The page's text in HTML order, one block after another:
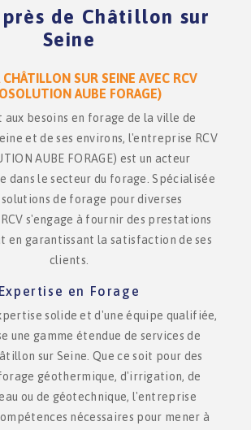
près de Châtillon sur
Seine
CHÂTILLON SUR SEINE AVEC RCV
AUBE FORAGE)
aux besoins en forage de la ville de
et de ses environs, l'entreprise RCV
AUBE FORAGE) est un acteur
dans le secteur du forage. Spécialisée
solutions de forage pour diverses
s'engage à fournir des prestations
en garantissant la satisfaction de ses
clients.
Expertise en Forage
solide et d'une équipe qualifiée,
une gamme étendue de services de
sur Seine. Que ce soit pour des
géothermique, d'irrigation, de
ou de géotechnique, l'entreprise
nécessaires pour mener à